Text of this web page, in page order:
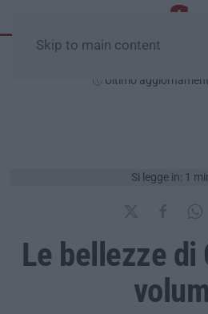
Skip to main content
Ultimo
Si legge in: 1
Le bellezze di